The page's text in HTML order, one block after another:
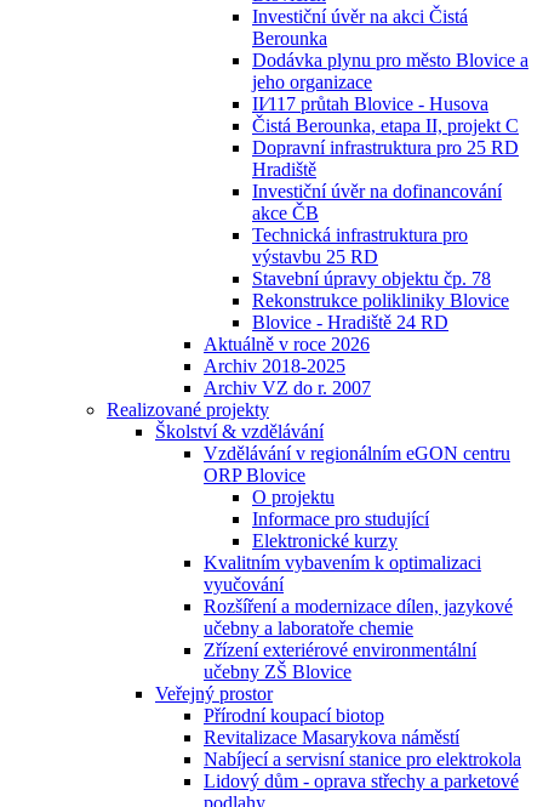
Investiční úvěr na akci Čistá
Berounka
Dodávka plynu pro město Blovice a
jeho organizace
II⁄117 průtah Blovice - Husova
Čistá Berounka, etapa II, projekt C
Dopravní infrastruktura pro 25 RD
Hradiště
Investiční úvěr na dofinancování
akce ČB
Technická infrastruktura pro
výstavbu 25 RD
Stavební úpravy objektu čp. 78
Rekonstrukce polikliniky Blovice
Blovice - Hradiště 24 RD
Aktuálně v roce 2026
Archiv 2018-2025
Archiv VZ do r. 2007
Realizované projekty
Školství & vzdělávání
Vzdělávání v regionálním eGON centru
ORP Blovice
O projektu
Informace pro studující
Elektronické kurzy
Kvalitním vybavením k optimalizaci
vyučování
Rozšíření a modernizace dílen, jazykové
učebny a laboratoře chemie
Zřízení exteriérové environmentální
učebny ZŠ Blovice
Veřejný prostor
Přírodní koupací biotop
Revitalizace Masarykova náměstí
Nabíjecí a servisní stanice pro elektrokola
Lidový dům - oprava střechy a parketové
podlahy